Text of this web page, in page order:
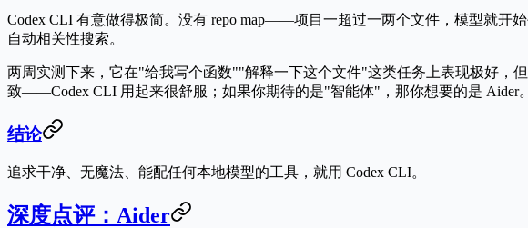
Codex CLI 有意做得极简。 没有 repo map——项目一超过一两个文件，模型就开始
自动相关性搜索。
两周实测下来，它在"给我写个函数""解释一下这个文件"这类任务上表现极好，
致——Codex CLI 用起来很舒服；如果你期待的是"智能体"，那你想要的是 Aider。
结论
追求干净、无魔法、能配任何本地模型的工具，就用 Codex CLI。
深度点评：Aider